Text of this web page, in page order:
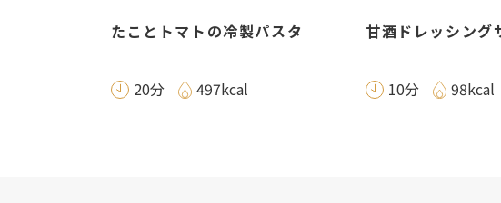
たことトマトの冷製パスタ
20分 497kcal
甘酒ドレッシング
10分 98kcal